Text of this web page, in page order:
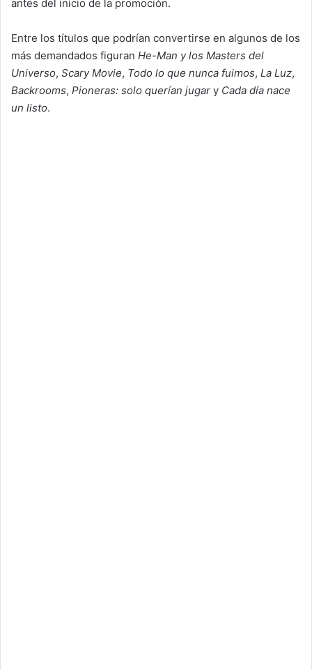
antes del inicio de la promoción.
Entre los títulos que podrían convertirse en algunos de los
más demandados figuran He-Man y los Masters del
Universo, Scary Movie, Todo lo que nunca fuimos, La Luz,
Backrooms, Pioneras: solo querían jugar y Cada día nace
un listo.